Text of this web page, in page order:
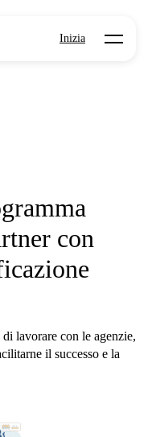
Inizia Open
con
lavorare con le agenzie,
il successo e la